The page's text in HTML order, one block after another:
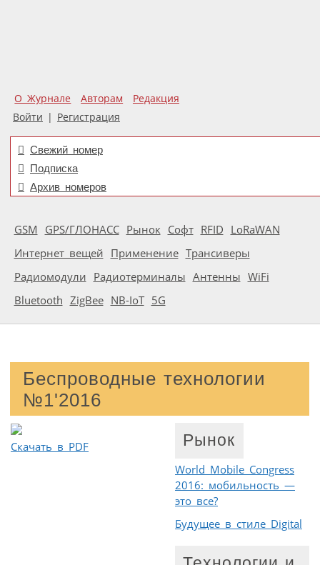
О Журнале Авторам
Редакция
Войти | Регистрация
Свежий номер
Подписка
Архив номеров
GSM GPS/ГЛОНАСС Рынок Софт RFID LoRaWAN
Интернет вещей Применение Трансиверы
Радиомодули Радиотерминалы Антенны WiFi
Bluetooth ZigBee NB-IoT 5G
Беспроводные технологии
№1'2016
Скачать в PDF Рынок
World Mobile Congress
2016: мобильность —
это все?
Будущее в стиле Digital